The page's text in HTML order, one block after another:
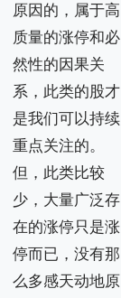
原因的，属于高
质量的涨停和必
然性的因果关
系，此类的股才
是我们可以持续
重点关注的。
但，此类比较
少，大量广泛存
在的涨停只是涨
停而已，没有那
么多感天动地原